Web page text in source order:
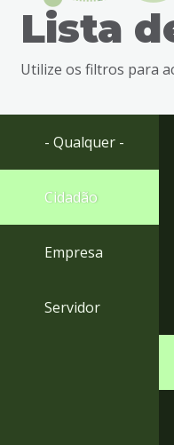
busca
Ir
rodapé
Lista
Utilize os filtros para
- Qualquer -
Cidadão
Empresa
Servidor